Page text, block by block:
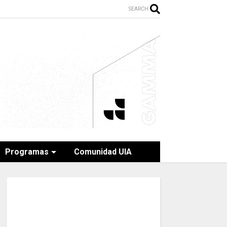
SEARCH
Programas Comunidad UIA